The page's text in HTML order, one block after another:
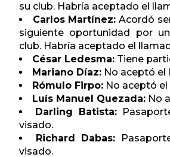
su club. Habría aceptado el
Carlos Martínez: Acordó
siguiente oportunidad por
club. Habría aceptado el
César Ledesma: Tiene
Mariano Díaz: No aceptó el
Rómulo Firpo: No aceptó
Luís Manuel Quezada: No
Darling Batista:
visado.
Richard Dabas:
visado.